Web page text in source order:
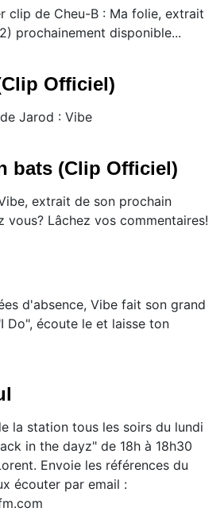
clip de Cheu-B : Ma folie, extrait
prochainement disponible...
Officiel)
Jarod : Vibe
bats (Clip Officiel)
extrait de son prochain
vous? Lâchez vos commentaires!
d'absence, Vibe fait son grand
Do", écoute le et laisse ton
la station tous les soirs du lundi
in the dayz" de 18h à 18h30
Envoie les références du
écouter par email :